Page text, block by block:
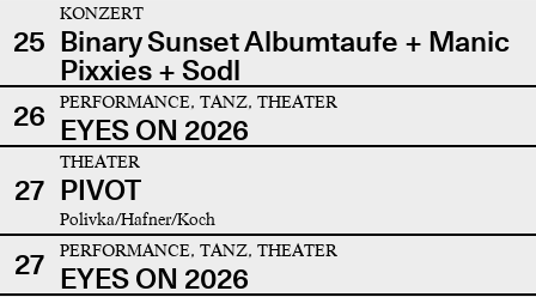
25
KONZERT
Binary Sunset Albumtaufe + Manic
Pixxies + Sodl
26
PERFORMANCE, TANZ, THEATER
EYES ON 2026
27
THEATER
PIVOT
Polivka/Hafner/Koch
27 PERFORMANCE, TANZ, THEATER
EYES ON 2026